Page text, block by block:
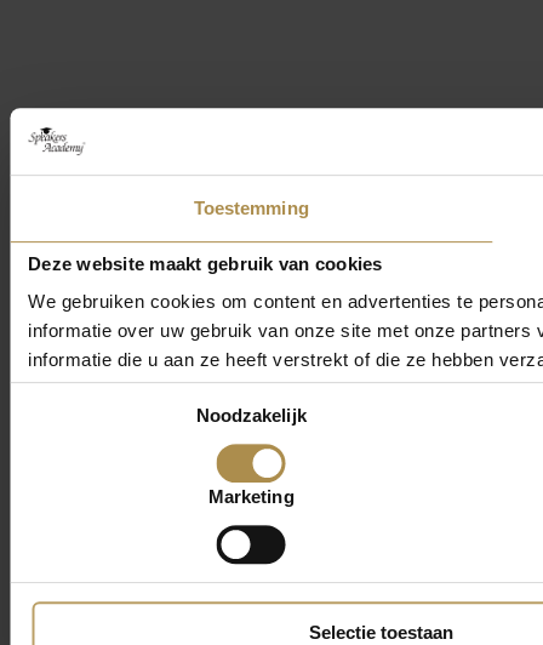
Toestemming
Deze website maakt gebruik van cookies
We gebruiken cookies om content en advertenties te
informatie over uw gebruik van onze site met onze
informatie die u aan ze heeft verstrekt of die ze hebben
Noodzakelijk
Marketing
Selectie toestaan